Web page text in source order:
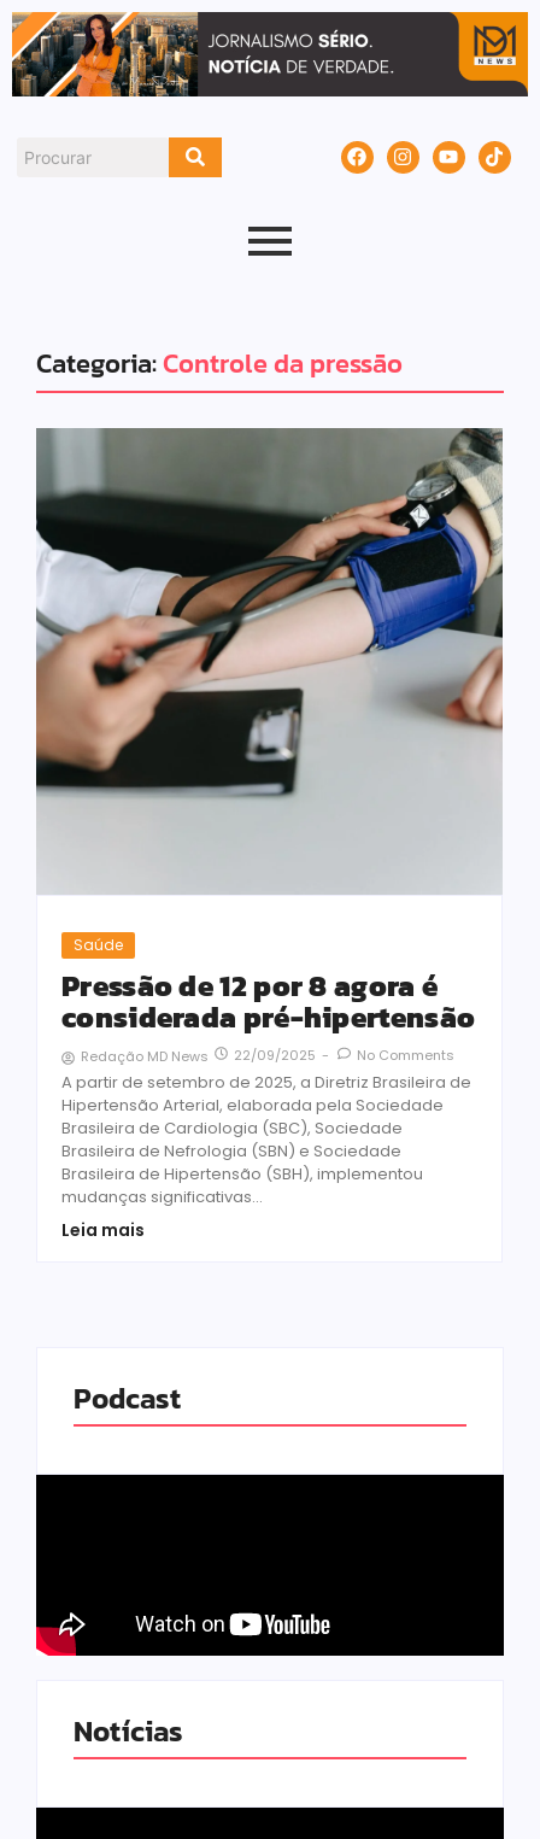
Categoria:Controle da pressão
Saúde
Pressão de 12 por 8 agora é
considerada pré-hipertensão
Redação MD News 22/09/2025 - No Comments
A partir de setembro de 2025, a Diretriz Brasileira de
Hipertensão Arterial, elaborada pela Sociedade
Brasileira de Cardiologia (SBC), Sociedade
Brasileira de Nefrologia (SBN) e Sociedade
Brasileira de Hipertensão (SBH), implementou
mudanças significativas...
Leia mais
Podcast
Notícias